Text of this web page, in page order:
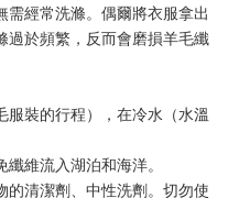
經常洗滌。偶爾將衣服拿出
過於頻繁，反而會磨損羊毛纖
裝的行程），在冷水（水溫
維流入湖泊和海洋。
清潔劑、中性洗劑。切勿使